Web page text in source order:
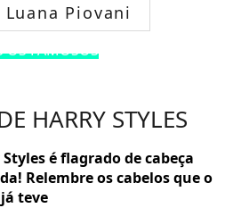
Luana Piovani
OS FAMOSOS
HARRY STYLES
é flagrado de cabeça
Relembre os cabelos que o
teve